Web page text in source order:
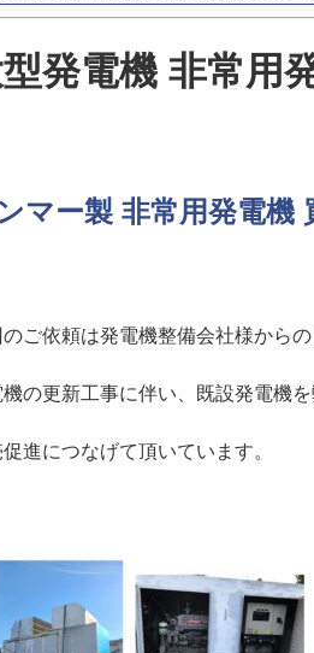
発電機 非常用
マー製 非常用発電機
ご依頼は発電機整備会社様から
の更新工事に伴い、既設発電機
進につなげて頂いています。